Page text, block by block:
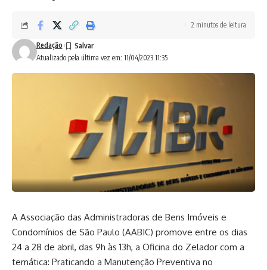
Atualizado pela última vez em: 11/04/2023 11:35
Redação
2 minutos de leitura
A Associação das Administradoras de Bens Imóveis e
Condomínios de São Paulo (AABIC) promove entre os dias
24 a 28 de abril, das 9h às 13h, a Oficina do Zelador com a
temática: Praticando a Manutenção Preventiva no